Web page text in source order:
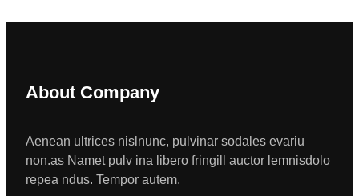
About Company
Aenean ultrices nislnunc, pulvinar sodales evariu
non.as Namet pulv ina libero fringill auctor lemnisdolo
repea ndus. Tempor autem.